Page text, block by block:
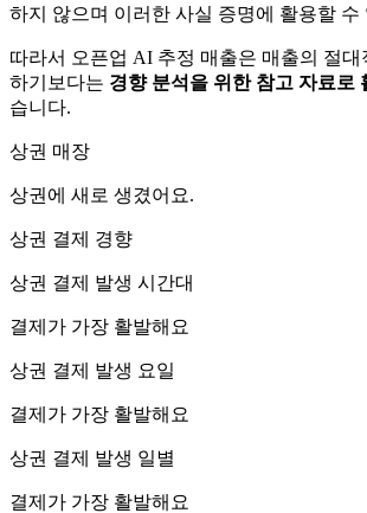
하지 않으며 이러한 사실 증명에 활용할 수
따라서 오픈업 AI 추정 매출은 매출의 절대
하기보다는 경향 분석을 위한 참고 자료로
습니다.
상권 매장
상권에 새로 생겼어요.
상권 결제 경향
상권 결제 발생 시간대
결제가 가장 활발해요
상권 결제 발생 요일
결제가 가장 활발해요
상권 결제 발생 일별
결제가 가장 활발해요